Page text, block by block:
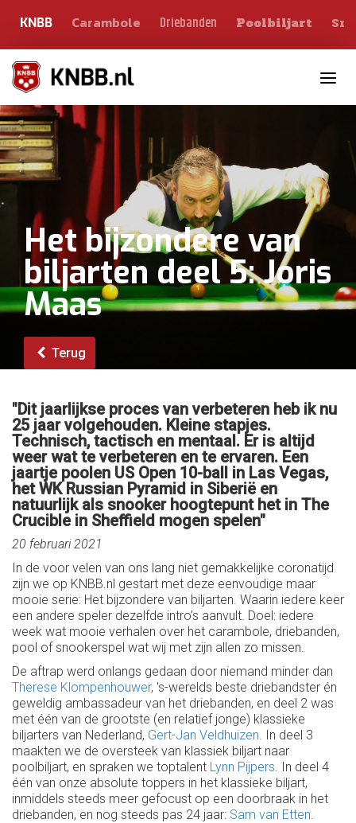
KNBB Carambole Driebanden Poolbiljart
Het bijzondere van
biljarten deel 5: Joris
Maas
Terug
"Dit jaarlijkse proces van verbeteren heb ik nu
25 jaar volgehouden. Kleine stapjes.
Technisch, tactisch en mentaal. Er is altijd
weer wat te verbeteren en te ervaren. Een
jaartje poolen US Open 10-ball in Las Vegas,
het WK Russian Pyramid in Siberië en
natuurlijk als snooker hoogtepunt het in The
Crucible in Sheffield mogen spelen"
20 februari 2021
In de voor velen van ons lang niet gemakkelijke coronatijd
zijn we op KNBB.nl gestart met deze eenvoudige maar
mooie serie: Het bijzondere van biljarten. Waarin iedere keer
een andere speler dezelfde intro’s aanvult. Doel: iedere
week wat mooie verhalen over het carambole, driebanden,
pool of snookerspel wat wij met zijn allen zo missen.
De aftrap werd onlangs gedaan door niemand minder dan
Therese Klompenhouwer, 's-werelds beste driebandster én
geweldig ambassadeur van het driebanden, en deel 2 was
met één van de grootste (en relatief jonge) klassieke
biljarters van Nederland, Gert-Jan Veldhuizen. In deel 3
maakten we de oversteek van klassiek biljart naar
poolbiljart, en spraken we toptalent Lynn Pijpers. In deel 4
één van onze absolute toppers in het klassieke biljart,
inmiddels steeds meer gefocust op een doorbraak in het
driebanden, en nog steeds pas 24 jaar: Sam van Etten.